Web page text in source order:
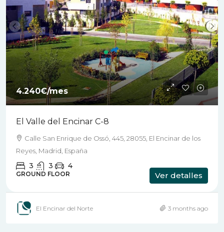
4.240€/mes
El Valle del Encinar C-8
Calle San Enrique de Ossó, 445, 28055, El Encinar de los
Reyes, Madrid, España
3 3 4
GROUND FLOOR Ver detalles
El Encinar del Norte 3 months ago